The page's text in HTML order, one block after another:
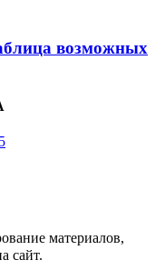
возможных
материалов,
сайт.